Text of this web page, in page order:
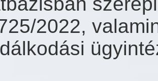
2022,